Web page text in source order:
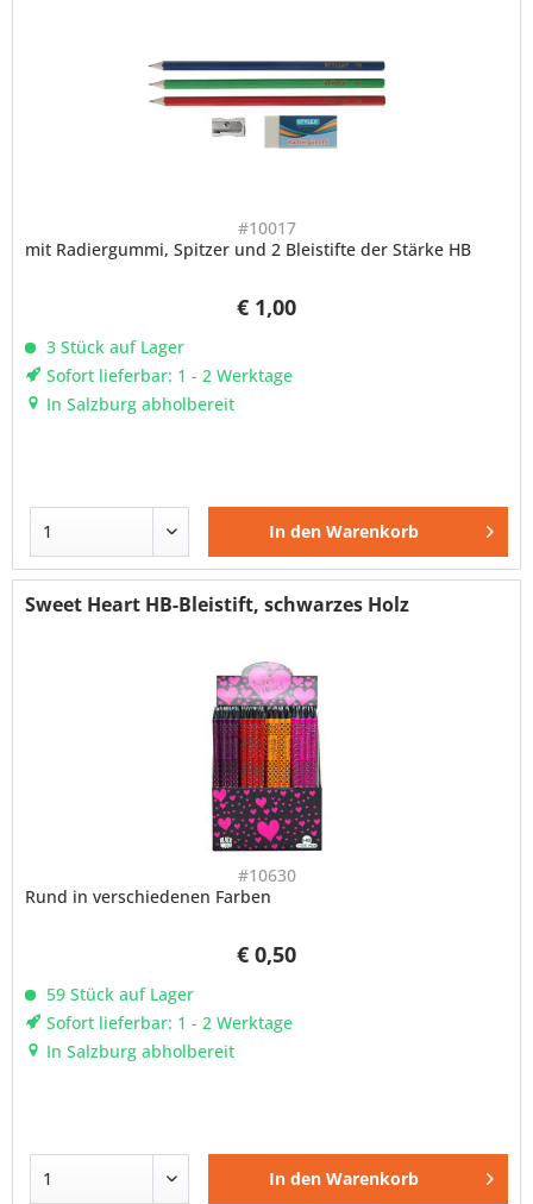
#10017
€ 1,00
mit Radiergummi, Spitzer und 2 Bleistifte der Stärke HB
3 Stück auf Lager
Sofort lieferbar: 1 - 2 Werktage
In Salzburg abholbereit
In den Warenkorb
Sweet Heart HB-Bleistift, schwarzes Holz
#10630
€ 0,50
Rund in verschiedenen Farben
59 Stück auf Lager
Sofort lieferbar: 1 - 2 Werktage
In Salzburg abholbereit
In den Warenkorb